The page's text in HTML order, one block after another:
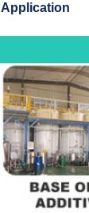
Application